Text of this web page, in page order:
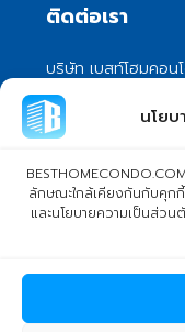
นโย
ลักษณะใกล้เคียงกันกับคุกกี้
และนโยบายความเป็นส่ว
ติดต่อเรา
บริษัท เบสท์โฮมคอน
101/399 หมู่ 7
กรุงเทพมหานคร
© Copyright 2024